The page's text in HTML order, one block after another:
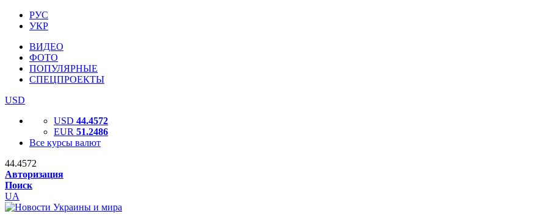
РУС
УКР
ВИДЕО
ФОТО
ПОПУЛЯРНЫЕ
СПЕЦПРОЕКТЫ
USD
USD 44.4572
EUR 51.2486
Все курсы валют
44.4572
Авторизация
Поиск
UA